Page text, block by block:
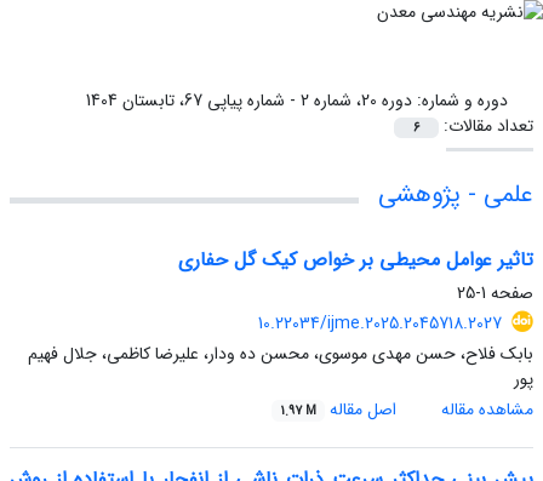
دوره و شماره:دوره 20، شماره 2 - شماره پیاپی 67، تابستان 1404
تعداد مقالات:
6
علمی - پژوهشی
تاثیر عوامل محیطی بر خواص کیک گل حفاری
صفحه 1-25
10.22034/ijme.2025.2045718.2027
بابک فلاح، حسن مهدی موسوی، محسن ده ودار، علیرضا کاظمی، جلال فهیم
پور
مشاهده مقاله
اصل مقاله 1.97 M